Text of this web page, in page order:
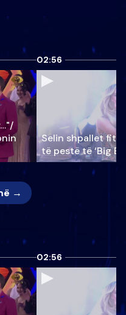
02:56
Selin shpallet
të pestë të ‘Big
→
02:56